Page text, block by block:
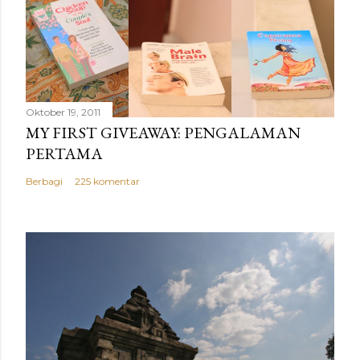
Oktober 19, 2011
MY FIRST GIVEAWAY: PENGALAMAN
PERTAMA
Berbagi 225 komentar